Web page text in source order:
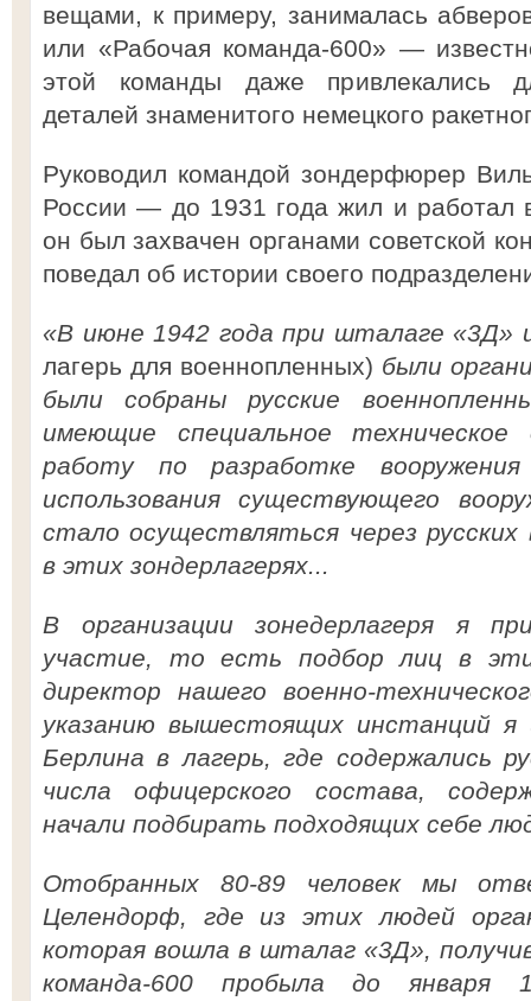
вещами, к примеру, занималась
или «Рабочая команда-600» —
этой команды даже привлекались
деталей знаменитого немецкого
Руководил командой зондерфюрер
России — до 1931 года жил и работал
он был захвачен органами советской
поведал об истории своего
«В июне 1942 года при шталаге
лагерь для военнопленных) были
были собраны русские
имеющие специальное
работу по разработке
использования существующего
стало осуществляться через русских
в этих зондерлагерях...
В организации зонедерлагеря я
участие, то есть подбор лиц в
директор нашего военно-
указанию вышестоящих инстанций
Берлина в лагерь, где содержались
числа офицерского состава,
начали подбирать подходящих себе
Отобранных 80-89 человек мы
Целендорф, где из этих людей
которая вошла в шталаг «3Д»,
команда-600 пробыла до